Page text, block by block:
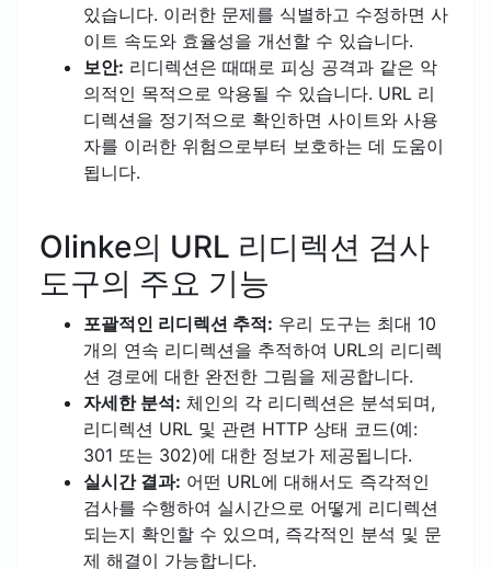
있습니다. 이러한 문제를 식별하고 수정하면 사
이트 속도와 효율성을 개선할 수 있습니다.
보안: 리디렉션은 때때로 피싱 공격과 같은 악
의적인 목적으로 악용될 수 있습니다. URL 리
디렉션을 정기적으로 확인하면 사이트와 사용
자를 이러한 위험으로부터 보호하는 데 도움이
됩니다.
Olinke의 URL 리디렉션 검사
도구의 주요 기능
포괄적인 리디렉션 추적: 우리 도구는 최대 10
개의 연속 리디렉션을 추적하여 URL의 리디렉
션 경로에 대한 완전한 그림을 제공합니다.
자세한 분석: 체인의 각 리디렉션은 분석되며,
리디렉션 URL 및 관련 HTTP 상태 코드(예:
301 또는 302)에 대한 정보가 제공됩니다.
실시간 결과: 어떤 URL에 대해서도 즉각적인
검사를 수행하여 실시간으로 어떻게 리디렉션
되는지 확인할 수 있으며, 즉각적인 분석 및 문
제 해결이 가능합니다.